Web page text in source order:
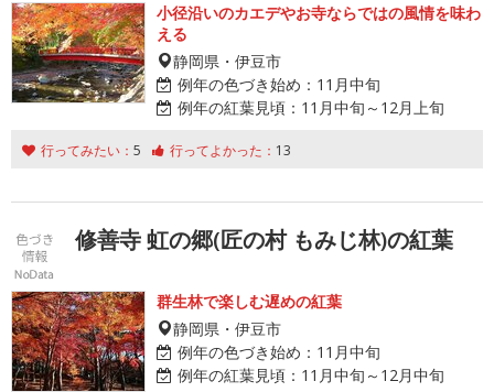
小径沿いのカエデやお寺ならではの風情を味わ
える
静岡県・伊豆市
例年の色づき始め： 11月中旬
例年の紅葉見頃： 11月中旬～12月上旬
行ってみたい： 5 行ってよかった： 13
修善寺 虹の郷(匠の村 もみじ林)の紅葉
群生林で楽しむ遅めの紅葉
静岡県・伊豆市
例年の色づき始め： 11月中旬
例年の紅葉見頃： 11月中旬～12月中旬